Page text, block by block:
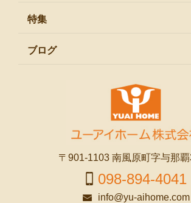
〒901-1103 南風原町字与那
098-894-4041
info@yu-aihome.com
特集
ブログ